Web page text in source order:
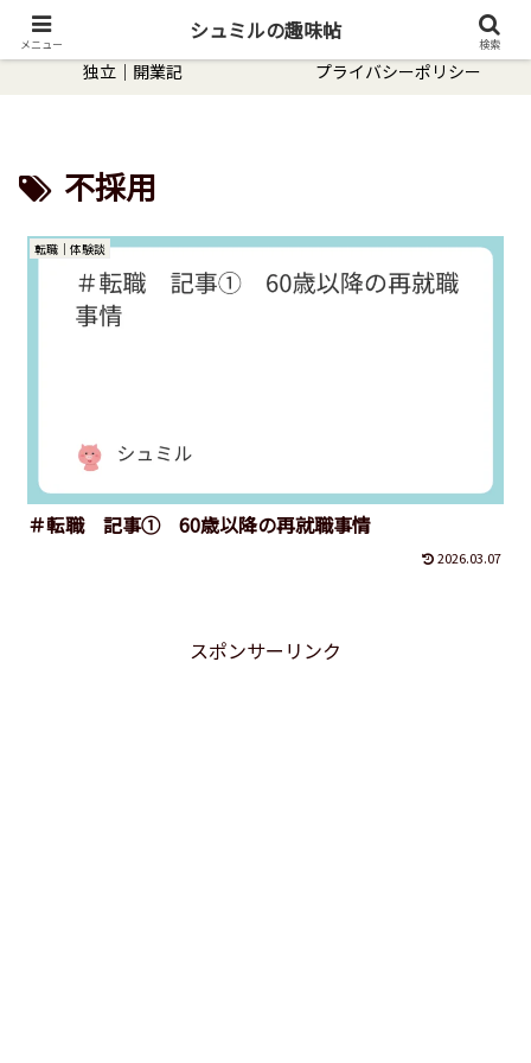
独立｜開業記
プライバシーポリシー
不採用
転職｜体験談
＃転職 記事① 60歳以降の再就職事情
2026.03.07
スポンサーリンク
メニュー
シュミルの趣味帖
検索